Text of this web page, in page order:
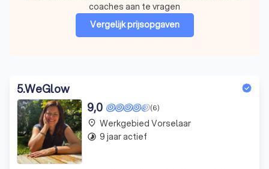
coaches aan te vragen
Vergelijk prijsopgaven
5.WeGlow
(6)
9,0
place Werkgebied Vorselaar
timelapse 9 jaar actief